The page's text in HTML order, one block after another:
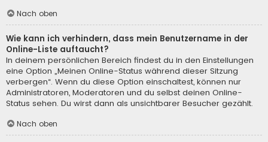
Nach oben
Wie kann ich verhindern, dass mein Benutzername in der
Online-Liste auftaucht?
In deinem persönlichen Bereich findest du in den Einstellungen
eine Option „Meinen Online-Status während dieser Sitzung
verbergen“. Wenn du diese Option einschaltest, können nur
Administratoren, Moderatoren und du selbst deinen Online-
Status sehen. Du wirst dann als unsichtbarer Besucher gezählt.
Nach oben